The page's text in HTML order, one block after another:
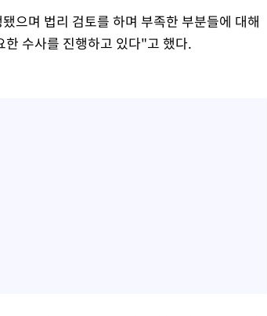
으며 법리 검토를 하며 부족한 부분들에 대해
수사를 진행하고 있다"고 했다.